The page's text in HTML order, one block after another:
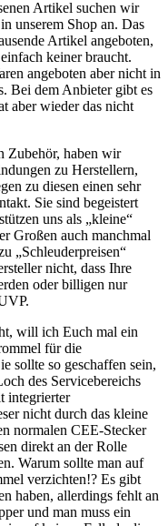
Artikel suchen wir
unserem Shop an. Das
Artikel angeboten,
keiner braucht.
angeboten aber nicht in
Bei dem Anbieter gibt es
aber wieder das nicht
Zubehör, haben wir
zu Herstellern,
zu diesen einen sehr
Sie sind begeistert
uns als „kleine“
Großen auch manchmal
„Schleuderpreisen“
nicht, dass Ihre
oder billigen nur
will ich Euch mal ein
für die
sollte so geschaffen sein,
des Servicebereichs
integrierter
nicht durch das kleine
normalen CEE-Stecker
direkt an der Rolle
Warum sollte man auf
verzichten!? Es gibt
haben, allerdings fehlt an
und man muss ein